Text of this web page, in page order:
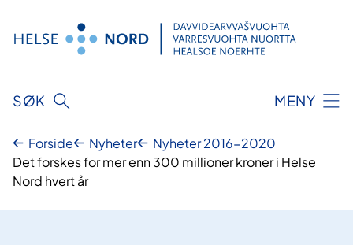
innhold
SØK MENY
Forside Nyheter
Nyheter 2016-2020
Det forskes for mer enn 300 millioner kroner i Helse
Nord hvert år